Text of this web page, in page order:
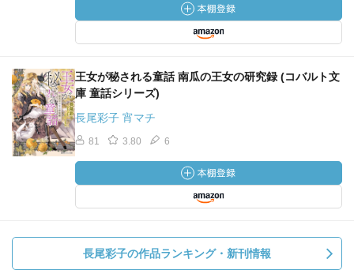
王女が秘される童話 南瓜の王女の研究録 (コバルト文
庫 童話シリーズ)
長尾彩子 宵マチ
81 3.80 6
長尾彩子の作品ランキング・新刊情報